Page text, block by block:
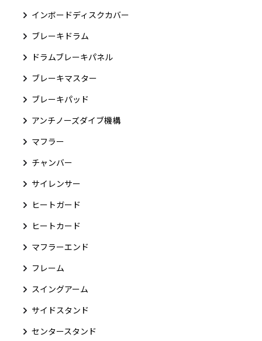
インボードディスクカバー
ブレーキドラム
ドラムブレーキパネル
ブレーキマスター
ブレーキパッド
アンチノーズダイブ機構
マフラー
チャンバー
サイレンサー
ヒートガード
ヒートカード
マフラーエンド
フレーム
スイングアーム
サイドスタンド
センタースタンド